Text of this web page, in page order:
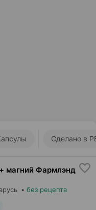
Сделано в
магний Фармлэнд
• без рецепта